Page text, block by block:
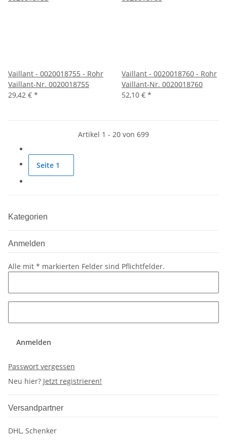
Vaillant - 0020018755 - Rohr
Vaillant-Nr. 0020018755
29,42 € *
Vaillant - 0020018760 - Rohr
Vaillant-Nr. 0020018760
52,10 € *
Artikel 1 - 20 von 699
Seite 1
Kategorien
Anmelden
Alle mit * markierten Felder sind Pflichtfelder.
Anmelden
Passwort vergessen
Neu hier? Jetzt registrieren!
Versandpartner
DHL, Schenker